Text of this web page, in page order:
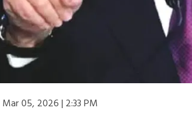
Mar 05, 2026 | 2:33 PM